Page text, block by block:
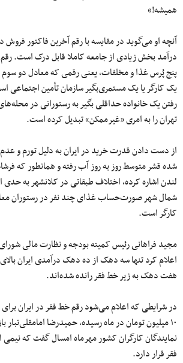
همیشه!»
آنچه او می‌گوید در مقایسه با رقم آخرین فاکتور
درآمد بخش زیادی از جامعه کاملا قابل درک است.
یک کارگر یا یک مستمری‌بگیر سازمان تأمین اجتماعی
رفتن یک خانواده حداقلی بگیر به رستورانی در
تهران را به امری «غیرممکن» تبدیل کرده است.
از دست دادن قدرت خرید در ایران به دلیل تورم و
شده قشر متوسط روز به روز آب رفته و همانطور که
لندن اشاره کرده، اختلاف طبقاتی در کلانشهر به حدی
شمال شهر صورت‌حساب غذای چند نفر در رستوران
کارگر است.
مجید فراهانی رئیس کمیته بودجه و نظارت مالی
اعلام کرد تنها سه دهک از ده دهک درآمدی ایران
هفت دهک به زیر خط فقر رانده‌ شده‌‌اند.
۱۰ میلیون تومان در ماه رسیده، حمیدرضا
نمایندگان کارگران کشور مهرماه امسال گفت که
فقر قرار دارد.